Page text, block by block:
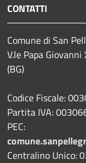
CONTATTI
Comune di San
V.le Papa
(BG)
Codice Fiscale:
Partita IVA:
PEC:
Centralino Unico: